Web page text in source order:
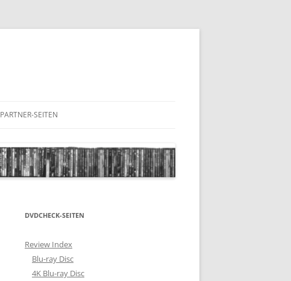
PARTNER-SEITEN
DVDCHECK-SEITEN
Review Index
Blu-ray Disc
4K Blu-ray Disc